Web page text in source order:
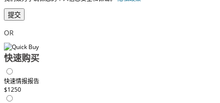
提交
OR
快速购买
快速情报报告
$1250